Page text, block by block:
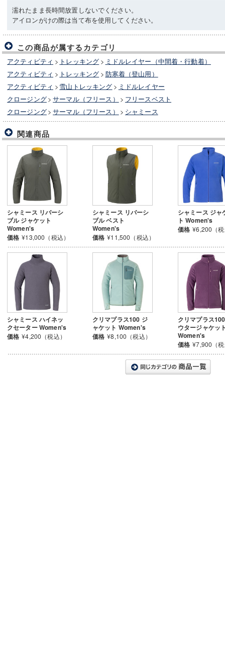
濡れたまま長時間放置しないでください。
アイロンがけの際は当て布を使用してください。
この商品が属するカテゴリ
アクティビティ > トレッキング > ミドルレイヤー（中間着・行動着）
アクティビティ > トレッキング > 防寒着（登山用）
アクティビティ > 雪山トレッキング > ミドルレイヤー
クロージング> サーマル（フリース） > フリースベスト
クロージング> サーマル（フリース） > シャミース
関連商品
シャミース リバーシ
ブル ジャケット
Women's
価格 ¥13,000（税込）
シャミース リバーシ
ブル ベスト
Women's
価格 ¥11,500（税込）
シャミース ジャ
ト Women's
価格 ¥6,200（
シャミース ハイネッ
クセーター Women's
価格 ¥4,200（税込）
クリマプラス100 ジ
ャケット Women's
価格 ¥8,100（税込）
クリマプラス
ウタージャケッ
Women's
価格 ¥7,900（